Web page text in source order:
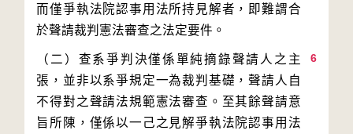
而僅爭執法院認事用法所持見解者，即難謂合
6
（二）查系爭判決僅係單純摘錄聲請人之主
張，並非以系爭規定一為裁判基礎，聲請人自
不得對之聲請法規範憲法審查。至其餘聲請意
旨所陳，僅係以一己之見解爭執法院認事用法